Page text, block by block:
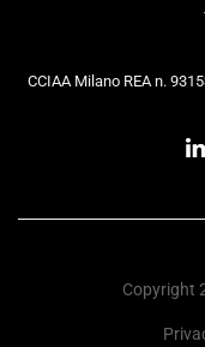
CCIAA Milano REA n.
Copyright